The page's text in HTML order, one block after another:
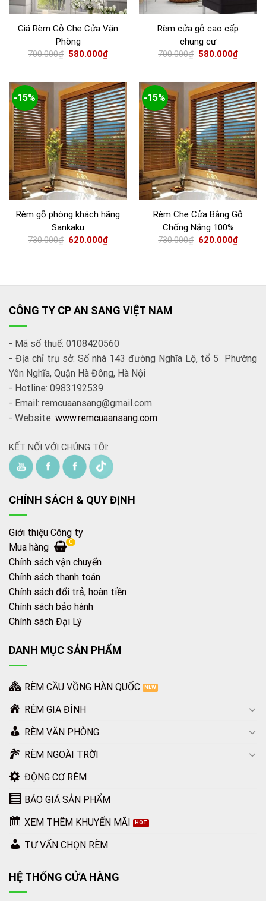
Giá Rèm Gỗ Che Cửa Văn
Phòng
700.000₫ 580.000₫
Rèm cửa gỗ cao cấp
chung cư
700.000₫ 580.000₫
-15%
Rèm gỗ phòng khách hãng
Sankaku
730.000₫ 620.000₫
-15%
Rèm Che Cửa Bằng Gỗ
Chống Nắng 100%
730.000₫ 620.000₫
CÔNG TY CP AN SANG VIỆT NAM
- Mã số thuế: 0108420560
- Địa chỉ trụ sở: Số nhà 143 đường Nghĩa Lộ, tổ 5 Phường
Yên Nghĩa, Quận Hà Đông, Hà Nội
- Hotline: 0983192539
- Email: remcuaansang@gmail.com
- Website: www.remcuaansang.com
KẾT NỐI VỚI CHÚNG TÔI:
CHÍNH SÁCH & QUY ĐỊNH
Giới thiệu Công ty
Mua hàng
0
Chính sách vận chuyển
Chính sách thanh toán
Chính sách đổi trả, hoàn tiền
Chính sách bảo hành
Chính sách Đại Lý
DANH MỤC SẢN PHẨM
RÈM CẦU VỒNG HÀN QUỐC
RÈM GIA ĐÌNH
RÈM VĂN PHÒNG
RÈM NGOÀI TRỜI
ĐỘNG CƠ RÈM
BÁO GIÁ SẢN PHẨM
XEM THÊM KHUYẾN MÃI
TƯ VẤN CHỌN RÈM
HỆ THỐNG CỬA HÀNG